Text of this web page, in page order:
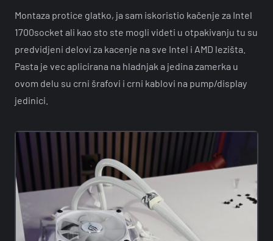
Montaza protice glatko, ja sam iskoristio kačenje za Intel
1700socket ali kao sto ste mogli videti u otpakivanju tu su
predvidjeni delovi za kacenje na sve Intel i AMD lezišta.
Pasta je vec aplicirana na hladnjak a jedina zamerka u
ovom delu su crni šrafovi i crni kablovi na pump/display
jedinici.